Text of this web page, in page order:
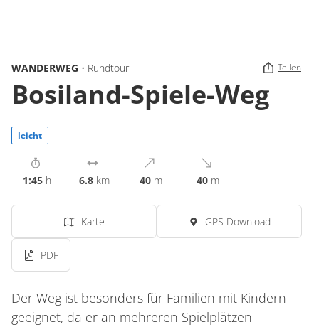
WANDERWEG • Rundtour Teilen
Bosiland-Spiele-Weg
leicht
1:45 h 6.8 km 40 m 40 m
Karte GPS Download
PDF
Der Weg ist besonders für Familien mit Kindern
geeignet, da er an mehreren Spielplätzen